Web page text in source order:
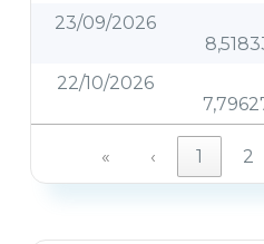
23/09/2026
22/10/2026
« ‹ 1 2